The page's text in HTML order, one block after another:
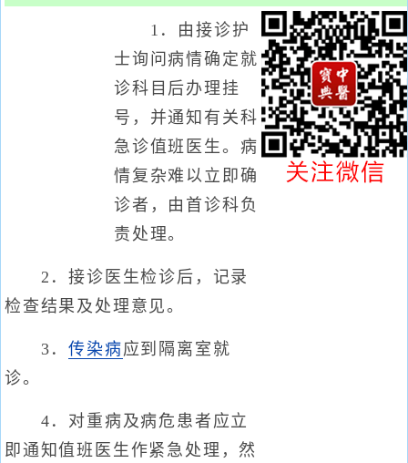
1．由接诊护
士询问病情确定就
诊科目后办理挂
号，并通知有关科
急诊值班医生。病
情复杂难以立即确
诊者，由首诊科负
责处理。
2．接诊医生检诊后，记录
检查结果及处理意见。
3．传染病应到隔离室就
诊。
4．对重病及病危患者应立
即通知值班医生作紧急处理，然